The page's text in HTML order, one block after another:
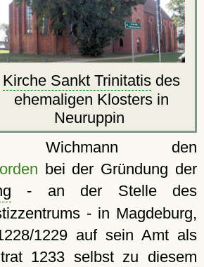
Kirche Sankt Trinitatis des
ehemaligen Klosters in
Neuruppin
Wichmann den
bei der Gründung der
- an der Stelle des
- in Magdeburg,
1229 auf sein Amt als
1233 selbst zu diesem